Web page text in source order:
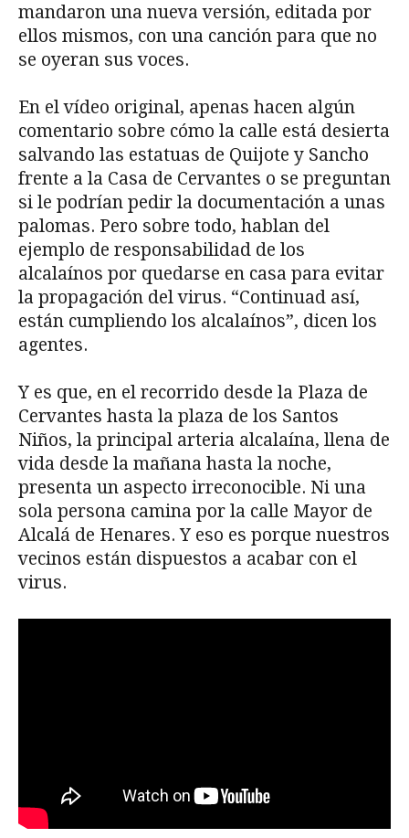
mandaron una nueva versión, editada por
ellos mismos, con una canción para que no
se oyeran sus voces.
En el vídeo original, apenas hacen algún
comentario sobre cómo la calle está desierta
salvando las estatuas de Quijote y Sancho
frente a la Casa de Cervantes o se preguntan
si le podrían pedir la documentación a unas
palomas. Pero sobre todo, hablan del
ejemplo de responsabilidad de los
alcalaínos por quedarse en casa para evitar
la propagación del virus. “Continuad así,
están cumpliendo los alcalaínos”, dicen los
agentes.
Y es que, en el recorrido desde la Plaza de
Cervantes hasta la plaza de los Santos
Niños, la principal arteria alcalaína, llena de
vida desde la mañana hasta la noche,
presenta un aspecto irreconocible. Ni una
sola persona camina por la calle Mayor de
Alcalá de Henares. Y eso es porque nuestros
vecinos están dispuestos a acabar con el
virus.